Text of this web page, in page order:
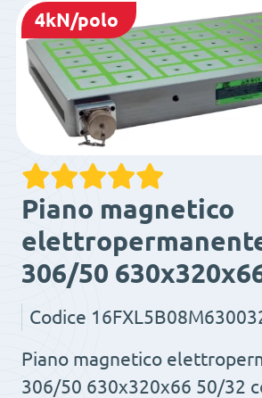
4kN/polo
Piano magnetico
306/50
Codice
Piano magnetico
306/50 630x320x66 50/32